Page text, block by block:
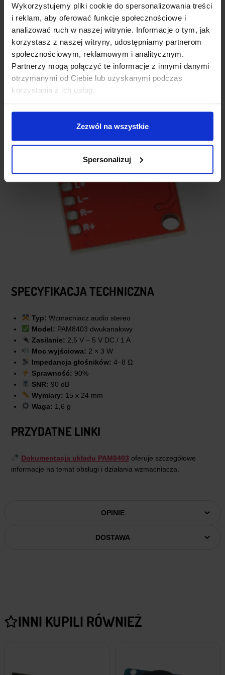
Wykorzystujemy pliki cookie do spersonalizowania treści
i reklam, aby oferować funkcje społecznościowe i
analizować ruch w naszej witrynie. Informacje o tym, jak
korzystasz z naszej witryny, udostępniamy partnerom
społecznościowym, reklamowym i analitycznym.
Partnerzy mogą połączyć te informacje z innymi danymi
otrzymanymi od Ciebie lub uzyskanymi podczas
korzystania z ich usług.
Zezwól na wszystkie
Spersonalizuj
(prawy kanał). Wyjścia L+ / L- oraz R+ / R- należy połączyć z
odpowiednimi głośnikami.
SPECYFIKACJA TECHNICZNA
Typ: Wzmacniacz audio stereo
Model: PAM8403 dwukanałowy
Zasilanie: 2,5 V – 5 V DC / 1 A
Moc wyjściowa: 2 × 3 W
Impedancja głośników: 4–8 Ω
Sprawność: 90%
SNR: 90 dB
Wymiary: 15 x 24 mm
Waga: 1,6 g
PRZYDATNE LINKI
Dokumentacja układu PAM8403 oferuje szczegółowe
informacje na temat obsługi i działania wzmacniacza.
OPINIE
DOSTAWA
INNI KUPILI RÓWNIEŻ